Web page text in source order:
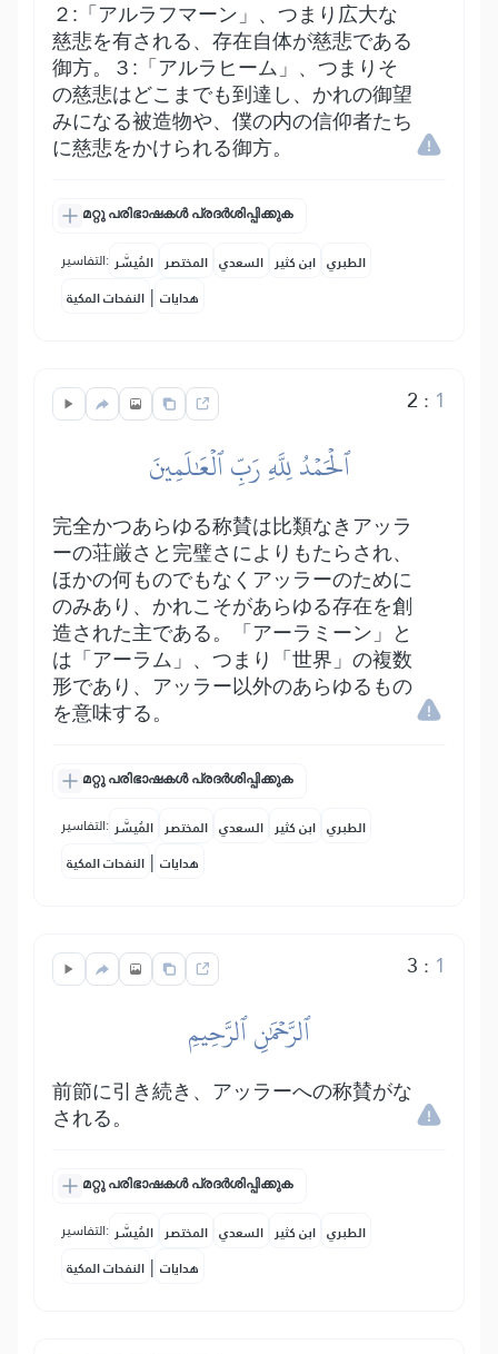
２:「アルラフマーン」、つまり広大な
慈悲を有される、存在自体が慈悲である
御方。３:「アルラヒーム」、つまりそ
の慈悲はどこまでも到達し、かれの御望
みになる被造物や、僕の内の信仰者たち
に慈悲をかけられる御方。
മറ്റു പരിഭാഷകൾ പ്രദർശിപ്പിക്കുക
التفاسير: المُيسَّر المختصر السعدي ابن كثير الطبري
النفحات المكية | هدايات
2 : 1
ٱلۡحَمۡدُ لِلَّهِ رَبِّ ٱلۡعَٰلَمِينَ
完全かつあらゆる称賛は比類なきアッラ
ーの荘厳さと完璧さによりもたらされ、
ほかの何ものでもなくアッラーのために
のみあり、かれこそがあらゆる存在を創
造された主である。「アーラミーン」と
は「アーラム」、つまり「世界」の複数
形であり、アッラー以外のあらゆるもの
を意味する。
മറ്റു പരിഭാഷകൾ പ്രദർശിപ്പിക്കുക
التفاسير: المُيسَّر المختصر السعدي ابن كثير الطبري
النفحات المكية | هدايات
3 : 1
ٱلرَّحۡمَٰنِ ٱلرَّحِيمِ
前節に引き続き、アッラーへの称賛がな
される。
മറ്റു പരിഭാഷകൾ പ്രദർശിപ്പിക്കുക
التفاسير: المُيسَّر المختصر السعدي ابن كثير الطبري
النفحات المكية | هدايات